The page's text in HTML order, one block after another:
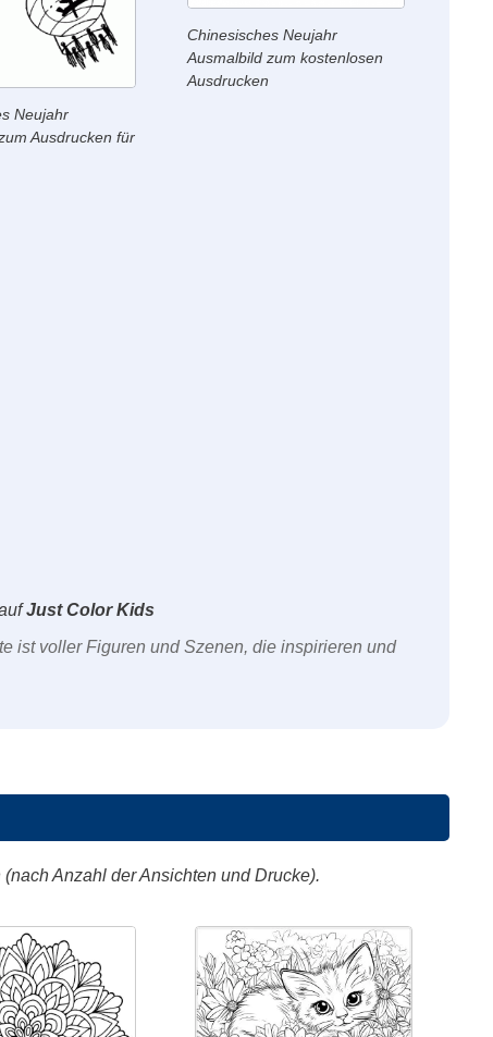
Neujahr
Ausdrucken für
Chinesisches Neujahr
Ausmalbild zum kostenlosen
Ausdrucken
Just Color Kids
ist voller Figuren und Szenen, die inspirieren und
Anzahl der Ansichten und Drucke).